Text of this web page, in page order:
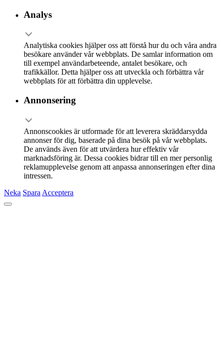
Analys
Analytiska cookies hjälper oss att förstå hur du och våra andra
besökare använder vår webbplats. De samlar information om
till exempel användarbeteende, antalet besökare, och
trafikkällor. Detta hjälper oss att utveckla och förbättra vår
webbplats för att förbättra din upplevelse.
Annonsering
Annonscookies är utformade för att leverera skräddarsydda
annonser för dig, baserade på dina besök på vår webbplats.
De används även för att utvärdera hur effektiv vår
marknadsföring är. Dessa cookies bidrar till en mer personlig
reklamupplevelse genom att anpassa annonseringen efter dina
intressen.
Neka Spara Acceptera